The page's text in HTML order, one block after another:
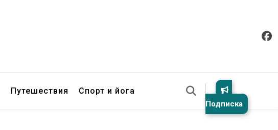
Путешествия Спорт и йога
Подписка